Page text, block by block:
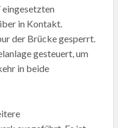
in Kontakt.
der Brücke gesperrt.
gesteuert, um
in beide